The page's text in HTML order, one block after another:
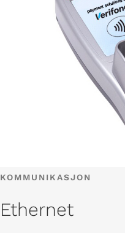
KOMMUNIKASJON
Ethernet